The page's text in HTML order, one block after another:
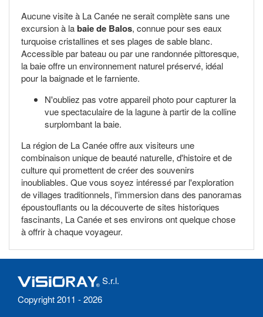
Aucune visite à La Canée ne serait complète sans une
excursion à labaie de Balos, connue pour ses eaux
turquoise cristallines et ses plages de sable blanc.
Accessible par bateau ou par une randonnée pittoresque,
la baie offre un environnement naturel préservé, idéal
pour la baignade et le farniente.
N'oubliez pas votre appareil photo pour capturer la
vue spectaculaire de la lagune à partir de la colline
surplombant la baie.
La région de La Canée offre aux visiteurs une
combinaison unique de beauté naturelle, d'histoire et de
culture qui promettent de créer des souvenirs
inoubliables. Que vous soyez intéressé par l'exploration
de villages traditionnels, l'immersion dans des panoramas
époustouflants ou la découverte de sites historiques
fascinants, La Canée et ses environs ont quelque chose
à offrir à chaque voyageur.
S.r.l.
Copyright 2011 - 2026